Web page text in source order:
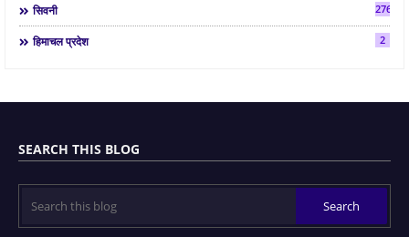
सिवनी 2763
हिमाचल प्रदेश 2
SEARCH THIS BLOG